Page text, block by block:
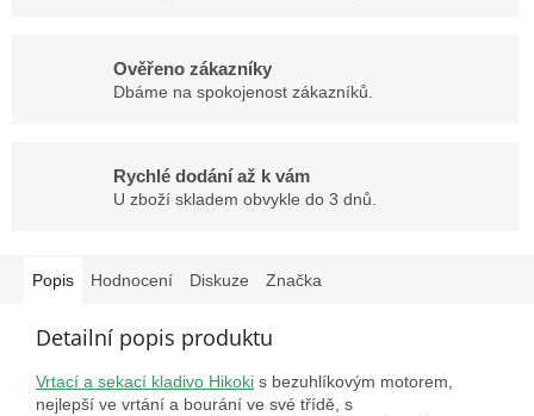
Ověřeno zákazníky
Dbáme na spokojenost zákazníků.
Rychlé dodání až k vám
U zboží skladem obvykle do 3 dnů.
Popis Hodnocení Diskuze Značka
Detailní popis produktu
Vrtací a sekací kladivo Hikoki s bezuhlíkovým motorem,
nejlepší ve vrtání a bourání ve své třídě, s